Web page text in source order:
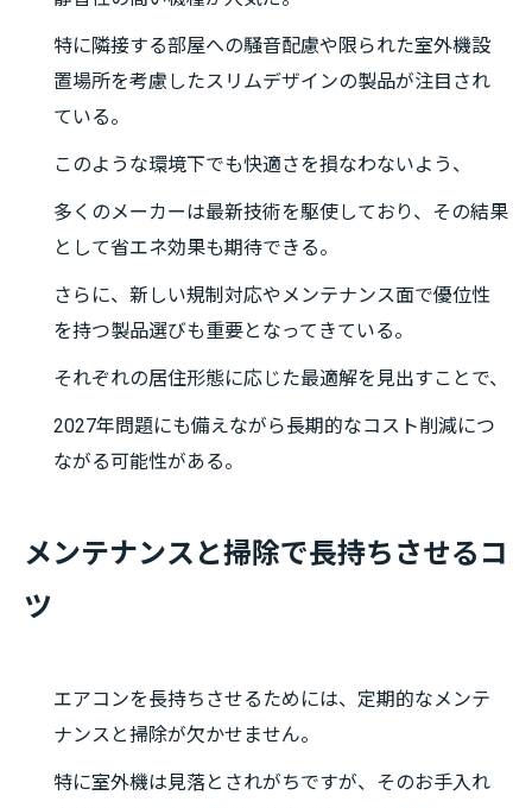
特に隣接する部屋への騒音配慮や限られた室外機設
置場所を考慮したスリムデザインの製品が注目され
ている。
このような環境下でも快適さを損なわないよう、
多くのメーカーは最新技術を駆使しており、その結果
として省エネ効果も期待できる。
さらに、新しい規制対応やメンテナンス面で優位性
を持つ製品選びも重要となってきている。
それぞれの居住形態に応じた最適解を見出すことで、
2027年問題にも備えながら長期的なコスト削減につ
ながる可能性がある。
メンテナンスと掃除で長持ちさせるコ
ツ
エアコンを長持ちさせるためには、定期的なメンテ
ナンスと掃除が欠かせません。
特に室外機は見落とされがちですが、そのお手入れ